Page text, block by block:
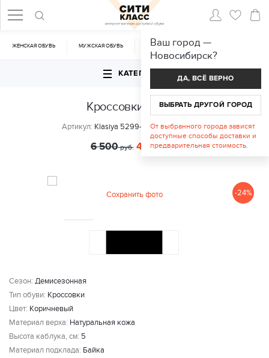
ЖЕНСКАЯ ОБУВЬ МУЖСКАЯ ОБУВЬ CУМКИ
КАТЕГОРИИ
Кроссовки Klasiya
Артикул: Klasiya 5299-240-QKL chocolate
6 500руб. 4 990руб.
-24%
Сохранить фото
Сезон: Демисезонная
Тип обуви: Кроссовки
Цвет: Коричневый
Материал верха: Натуральная кожа
Высота каблука, см: 5
Материал подклада: Байка
Ваш город —
Новосибирск?
ДА, ВСЁ ВЕРНО
ВЫБРАТЬ ДРУГОЙ ГОРОД
От выбранного города зависят
доступные способы доставки и
предварительная стоимость.